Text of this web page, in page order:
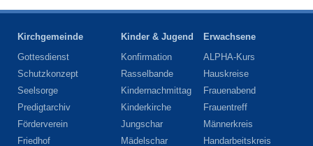
Kirchgemeinde
Gottesdienst
Schutzkonzept
Seelsorge
Predigtarchiv
Förderverein
Friedhof
Kinder & Jugend
Konfirmation
Rasselbande
Kindernachmittag
Kinderkirche
Jungschar
Mädelschar
Erwachsene
ALPHA-Kurs
Hauskreise
Frauenabend
Frauentreff
Männerkreis
Handarbeitskreis